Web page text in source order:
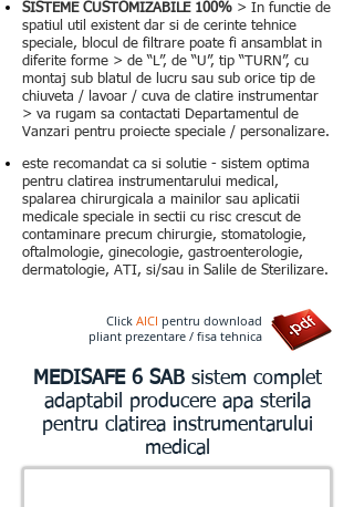
SISTEME CUSTOMIZABILE 100% > In functie de
spatiul util existent dar si de cerinte tehnice
speciale, blocul de filtrare poate fi ansamblat in
diferite forme > de “L”, de “U”, tip “TURN”, cu
montaj sub blatul de lucru sau sub orice tip de
chiuveta / lavoar / cuva de clatire instrumentar
> va rugam sa contactati Departamentul de
Vanzari pentru proiecte speciale / personalizare.
este recomandat ca si solutie - sistem optima
pentru clatirea instrumentarului medical,
spalarea chirurgicala a mainilor sau aplicatii
medicale speciale in sectii cu risc crescut de
contaminare precum chirurgie, stomatologie,
oftalmologie, ginecologie, gastroenterologie,
dermatologie, ATI, si/sau in Salile de Sterilizare.
Click AICI pentru download
pliant prezentare / fisa tehnica
MEDISAFE 6 SABsistem complet
adaptabil producere apa sterila
pentru clatirea instrumentarului
medical